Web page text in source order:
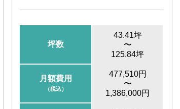
坪数
43.41坪
〜
125.84坪
月額費用
（税込）
477,510円
〜
1,386,000円